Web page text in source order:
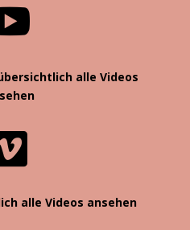
alle Videos
alle Videos ansehen